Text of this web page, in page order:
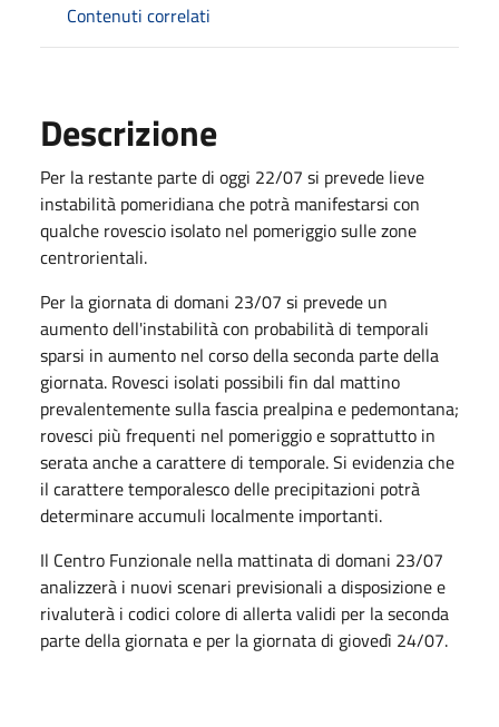
Contenuti correlati
Descrizione
Per la restante parte di oggi 22/07 si prevede lieve
instabilità pomeridiana che potrà manifestarsi con
qualche rovescio isolato nel pomeriggio sulle zone
centrorientali.
Per la giornata di domani 23/07 si prevede un
aumento dell'instabilità con probabilità di temporali
sparsi in aumento nel corso della seconda parte della
giornata. Rovesci isolati possibili fin dal mattino
prevalentemente sulla fascia prealpina e pedemontana;
rovesci più frequenti nel pomeriggio e soprattutto in
serata anche a carattere di temporale. Si evidenzia che
il carattere temporalesco delle precipitazioni potrà
determinare accumuli localmente importanti.
Il Centro Funzionale nella mattinata di domani 23/07
analizzerà i nuovi scenari previsionali a disposizione e
rivaluterà i codici colore di allerta validi per la seconda
parte della giornata e per la giornata di giovedì 24/07.